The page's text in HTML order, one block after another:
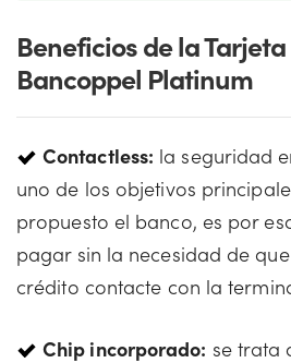
Beneficios de la
Bancoppel Platinum
Contactless: la seguridad
uno de los objetivos
propuesto el banco, es por
pagar sin la necesidad de
crédito contacte con la
Chip incorporado: se trata